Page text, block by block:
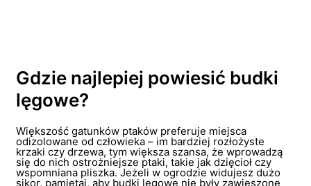
Gdzie najlepiej powiesić budki
lęgowe?
Większość gatunków ptaków preferuje miejsca
odizolowane od człowieka – im bardziej rozłożyste
krzaki czy drzewa, tym większa szansa, że wprowadzą
się do nich ostrożniejsze ptaki, takie jak dzięcioł czy
wspomniana pliszka. Jeżeli w ogrodzie widujesz dużo
sikor, pamiętaj, aby budki lęgowe nie były zawieszone